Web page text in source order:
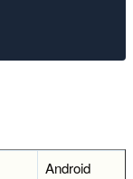
Android